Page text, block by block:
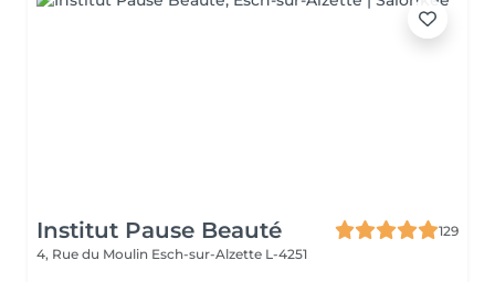
Institut Pause Beauté
129
4, Rue du Moulin Esch-sur-Alzette L-4251